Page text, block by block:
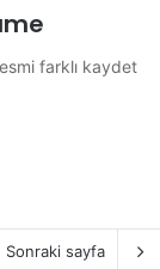
farklı kaydet
Sonraki sayfa